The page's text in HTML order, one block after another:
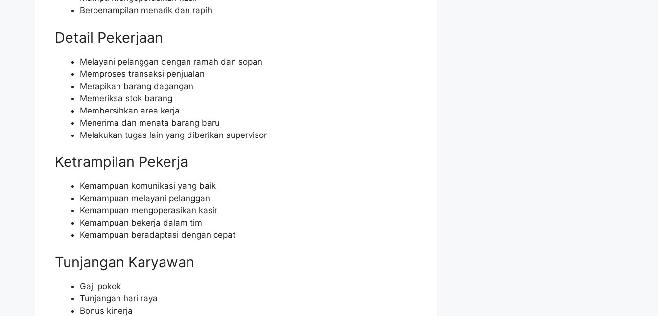
Berpenampilan menarik dan rapih
Detail Pekerjaan
Melayani pelanggan dengan ramah dan sopan
Memproses transaksi penjualan
Merapikan barang dagangan
Memeriksa stok barang
Membersihkan area kerja
Menerima dan menata barang baru
Melakukan tugas lain yang diberikan supervisor
Ketrampilan Pekerja
Kemampuan komunikasi yang baik
Kemampuan melayani pelanggan
Kemampuan mengoperasikan kasir
Kemampuan bekerja dalam tim
Kemampuan beradaptasi dengan cepat
Tunjangan Karyawan
Gaji pokok
Tunjangan hari raya
Bonus kinerja